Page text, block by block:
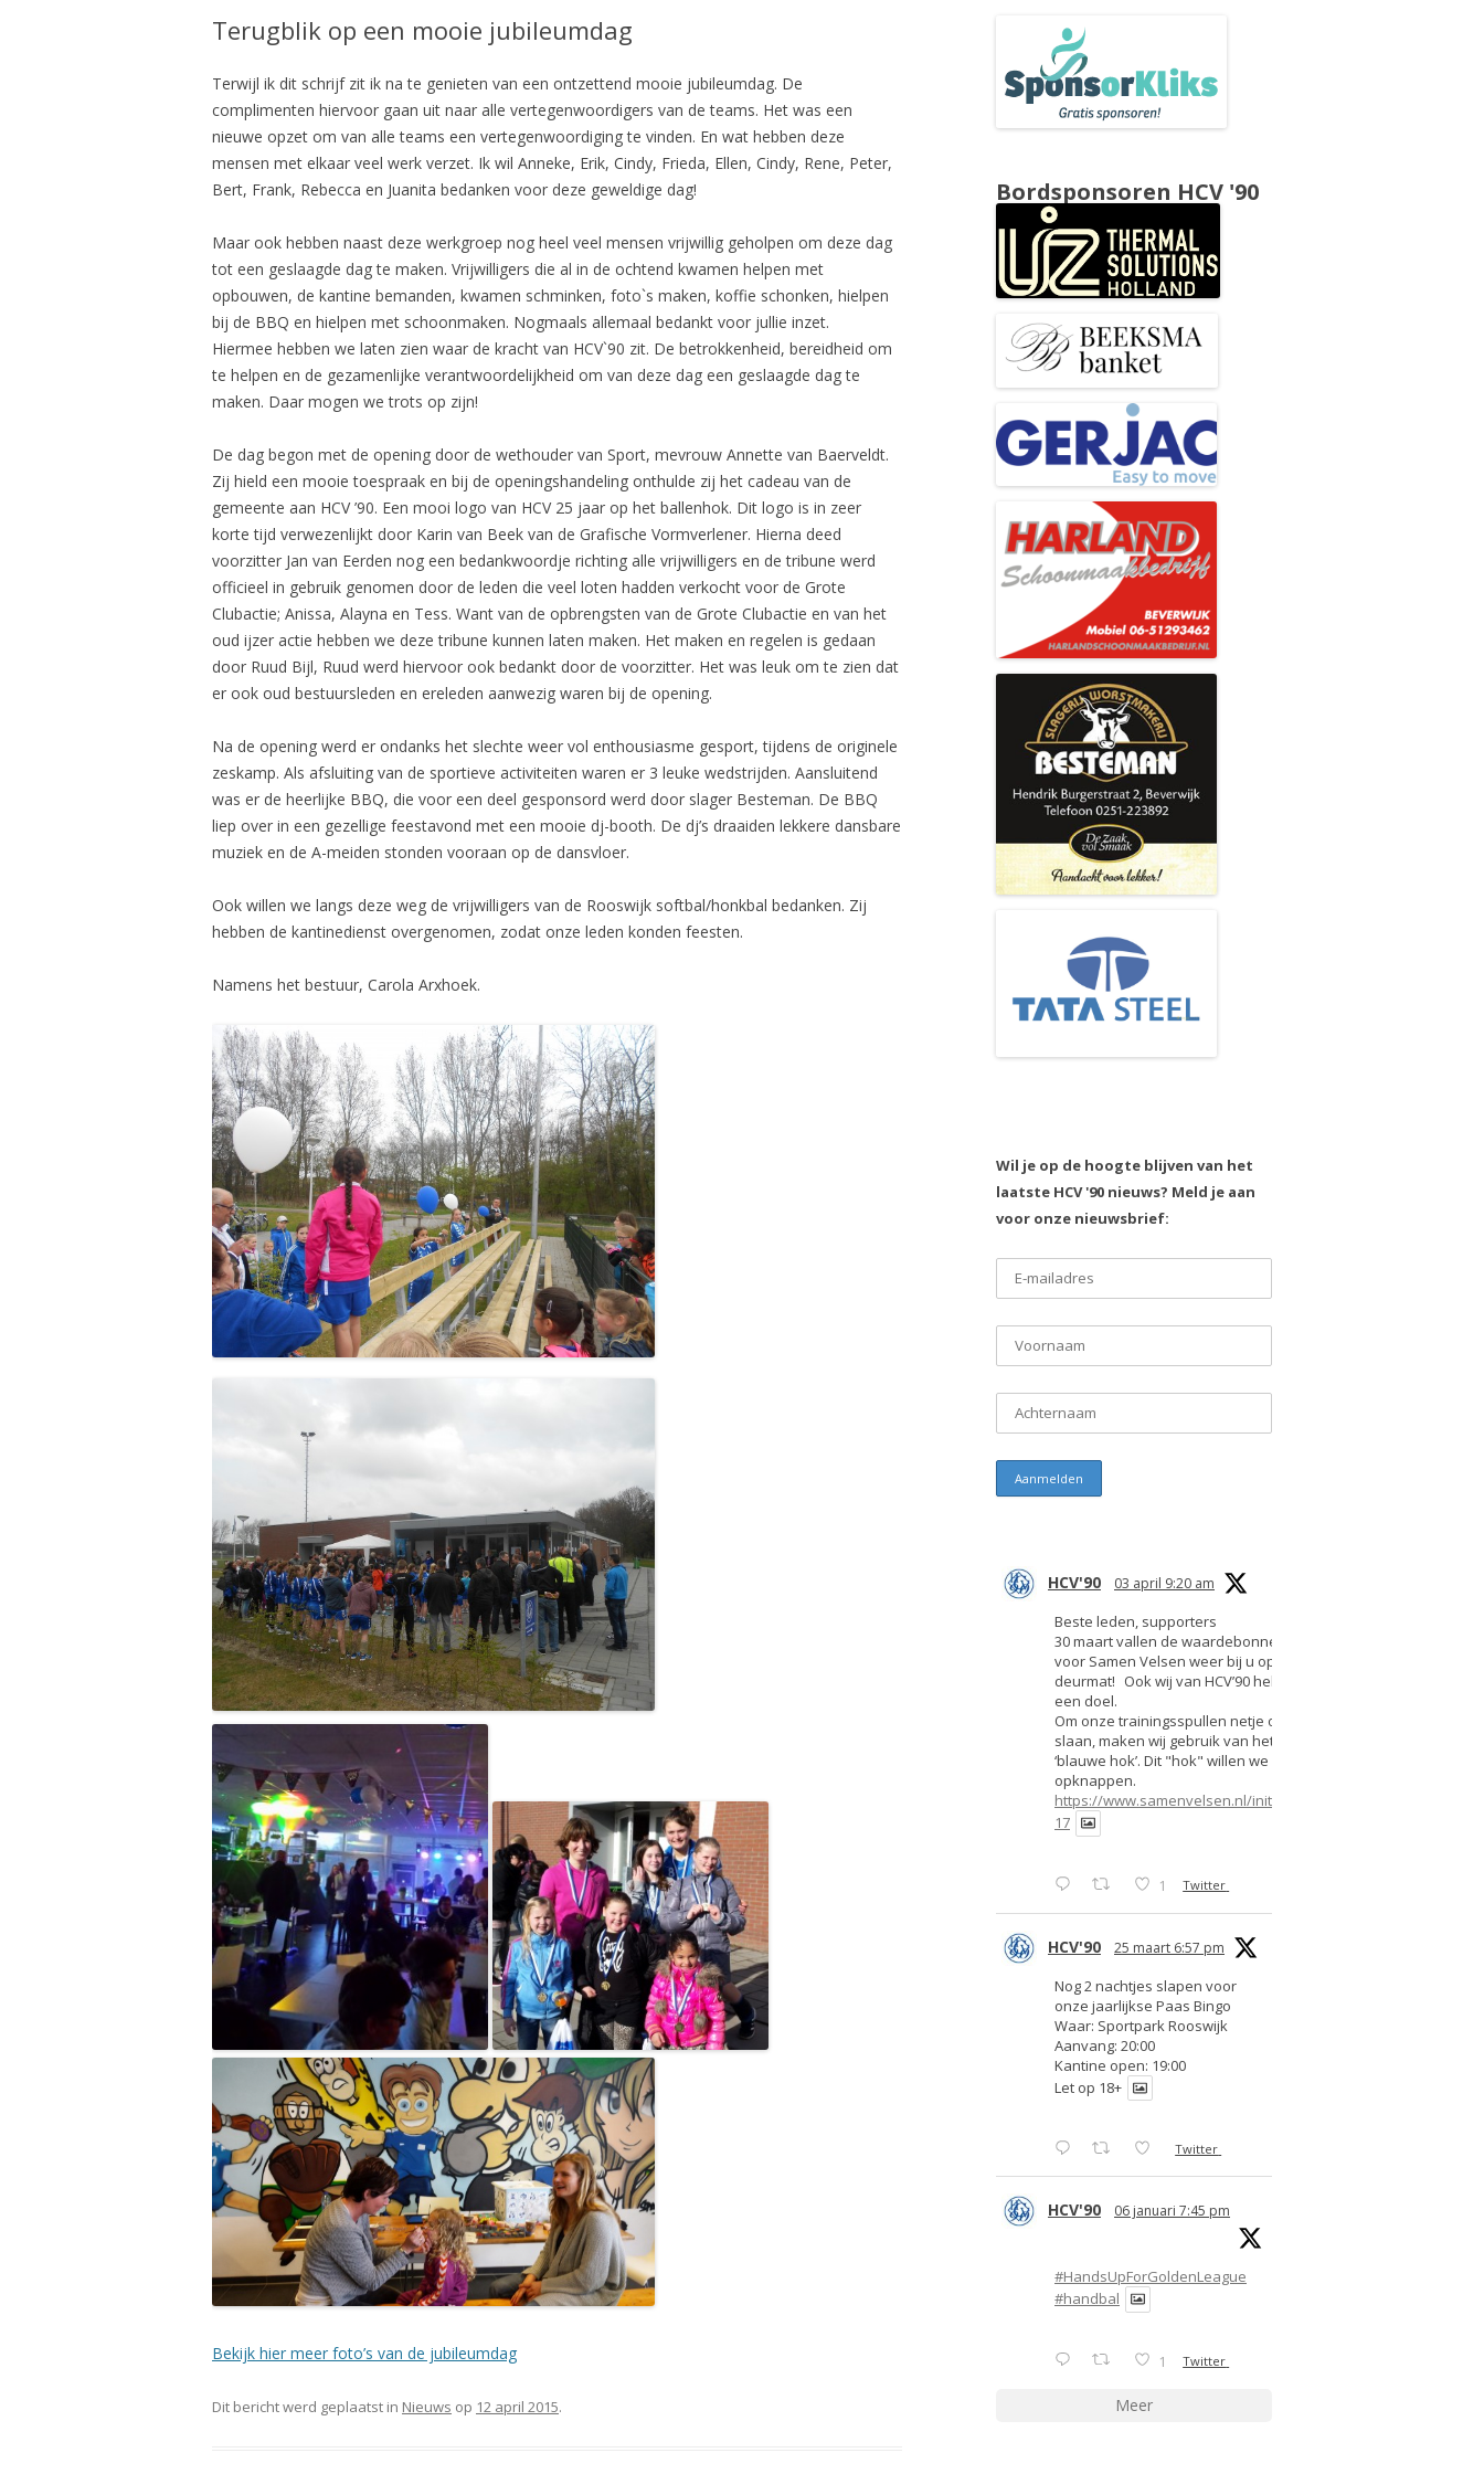
Terugblik op een mooie jubileumdag
Terwijl ik dit schrijf zit ik na te genieten van een ontzettend mooie jubileumdag. De
complimenten hiervoor gaan uit naar alle vertegenwoordigers van de teams. Het was een
nieuwe opzet om van alle teams een vertegenwoordiging te vinden. En wat hebben deze
mensen met elkaar veel werk verzet. Ik wil Anneke, Erik, Cindy, Frieda, Ellen, Cindy, Rene, Peter,
Bert, Frank, Rebecca en Juanita bedanken voor deze geweldige dag!
Maar ook hebben naast deze werkgroep nog heel veel mensen vrijwillig geholpen om deze dag
tot een geslaagde dag te maken. Vrijwilligers die al in de ochtend kwamen helpen met
opbouwen, de kantine bemanden, kwamen schminken, foto`s maken, koffie schonken, hielpen
bij de BBQ en hielpen met schoonmaken. Nogmaals allemaal bedankt voor jullie inzet.
Hiermee hebben we laten zien waar de kracht van HCV`90 zit. De betrokkenheid, bereidheid om
te helpen en de gezamenlijke verantwoordelijkheid om van deze dag een geslaagde dag te
maken. Daar mogen we trots op zijn!
De dag begon met de opening door de wethouder van Sport, mevrouw Annette van Baerveldt.
Zij hield een mooie toespraak en bij de openingshandeling onthulde zij het cadeau van de
gemeente aan HCV ’90. Een mooi logo van HCV 25 jaar op het ballenhok. Dit logo is in zeer
korte tijd verwezenlijkt door Karin van Beek van de Grafische Vormverlener. Hierna deed
voorzitter Jan van Eerden nog een bedankwoordje richting alle vrijwilligers en de tribune werd
officieel in gebruik genomen door de leden die veel loten hadden verkocht voor de Grote
Clubactie; Anissa, Alayna en Tess. Want van de opbrengsten van de Grote Clubactie en van het
oud ijzer actie hebben we deze tribune kunnen laten maken. Het maken en regelen is gedaan
door Ruud Bijl, Ruud werd hiervoor ook bedankt door de voorzitter. Het was leuk om te zien dat
er ook oud bestuursleden en ereleden aanwezig waren bij de opening.
Na de opening werd er ondanks het slechte weer vol enthousiasme gesport, tijdens de originele
zeskamp. Als afsluiting van de sportieve activiteiten waren er 3 leuke wedstrijden. Aansluitend
was er de heerlijke BBQ, die voor een deel gesponsord werd door slager Besteman. De BBQ
liep over in een gezellige feestavond met een mooie dj-booth. De dj’s draaiden lekkere dansbare
muziek en de A-meiden stonden vooraan op de dansvloer.
Ook willen we langs deze weg de vrijwilligers van de Rooswijk softbal/honkbal bedanken. Zij
hebben de kantinedienst overgenomen, zodat onze leden konden feesten.
Namens het bestuur, Carola Arxhoek.
Bekijk hier meer foto’s van de jubileumdag
Dit bericht werd geplaatst in Nieuws op 12 april 2015.
Bordsponsoren HCV '90
Wil je op de hoogte blijven van het
laatste HCV '90 nieuws? Meld je aan
voor onze nieuwsbrief:
HCV'90 03 april 9:20 am
Beste leden, supporters
30 maart vallen de waardebonnen
voor Samen Velsen weer bij u op de
deurmat! Ook wij van HCV’90 hebben
een doel.
Om onze trainingsspullen netje op te
slaan, maken wij gebruik van het
‘blauwe hok’. Dit "hok" willen we
opknappen.
https://www.samenvelsen.nl/initiatief/2
17
1 Twitter
HCV'90 25 maart 6:57 pm
Nog 2 nachtjes slapen voor
onze jaarlijkse Paas Bingo
Waar: Sportpark Rooswijk
Aanvang: 20:00
Kantine open: 19:00
Let op 18+
Twitter
HCV'90 06 januari 7:45 pm
#HandsUpForGoldenLeague
#handbal
1 Twitter
Meer